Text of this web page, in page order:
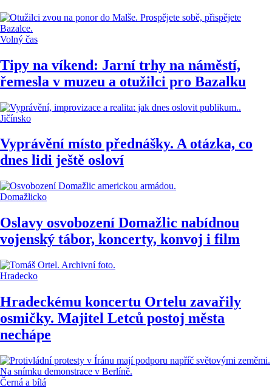
Volný čas
Tipy na víkend: Jarní trhy na náměstí,
řemesla v muzeu a otužilci pro Bazalku
Jičínsko
Vyprávění místo přednášky. A otázka, co
dnes lidi ještě osloví
Domažlicko
Oslavy osvobození Domažlic nabídnou
vojenský tábor, koncerty, konvoj i film
Hradecko
Hradeckému koncertu Ortelu zavařily
osmičky. Majitel Letců postoj města
nechápe
Černá a bílá